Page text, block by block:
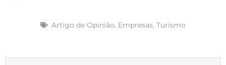
Artigo de Opinião, Empresas, Turismo